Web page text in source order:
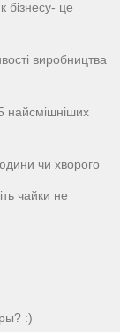
бізнесу- це
виробництва
найсмішніших
чи хворого
чайки не
:)